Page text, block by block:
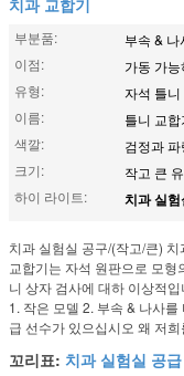
부분품:
부속 &
이점:
가동 가
유형:
자석 틀니
이름:
틀니 교합
색깔:
검정과 파
크기:
작고 큰
하이 라이트:
치과 실
치과 실험실 공구/(작고/큰)
교합기는 자석 원판으로 모
니 상자 검사에 대하 이상적
1. 작은 모델 2. 부속 & 나사
급 선수가 있으십시오 왜 저희
꼬리표: 치과 실험실 공급